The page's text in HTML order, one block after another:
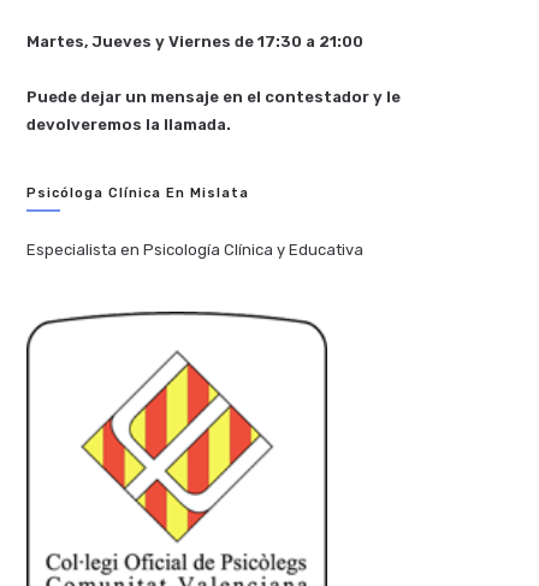
Martes, Jueves y Viernes de 17:30 a 21:00
Puede dejar un mensaje en el contestador y le
devolveremos la llamada.
Psicóloga Clínica En Mislata
Especialista en Psicología Clínica y Educativa